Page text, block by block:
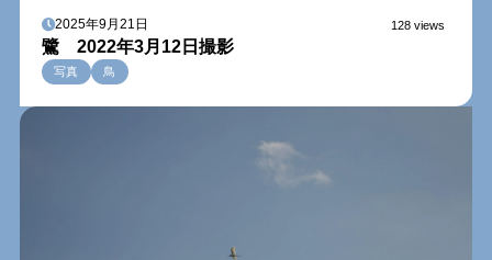
2025年9月21日 128 views
鷺 2022年3月12日撮影
写真 鳥